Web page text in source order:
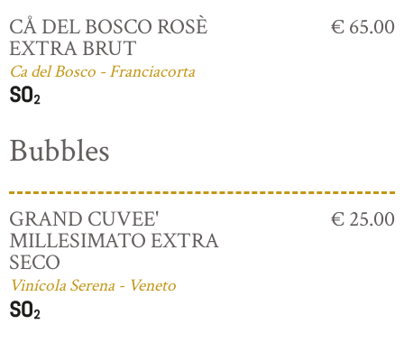
CÅ DEL BOSCO ROSÈ
EXTRA BRUT
Ca del Bosco - Franciacorta
€ 65.00
Bubbles
GRAND CUVEE'
MILLESIMATO EXTRA
SECO
Vinícola Serena - Veneto
€ 25.00